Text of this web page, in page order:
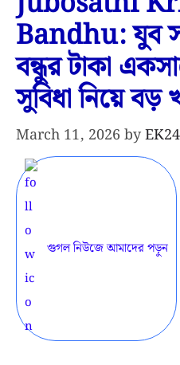
Bandhu: যুব
বন্ধুর টাকা
সুবিধা নিয়ে বড়
March 11, 2026 by
গুগল নিউজে আমাদের পড়ুন